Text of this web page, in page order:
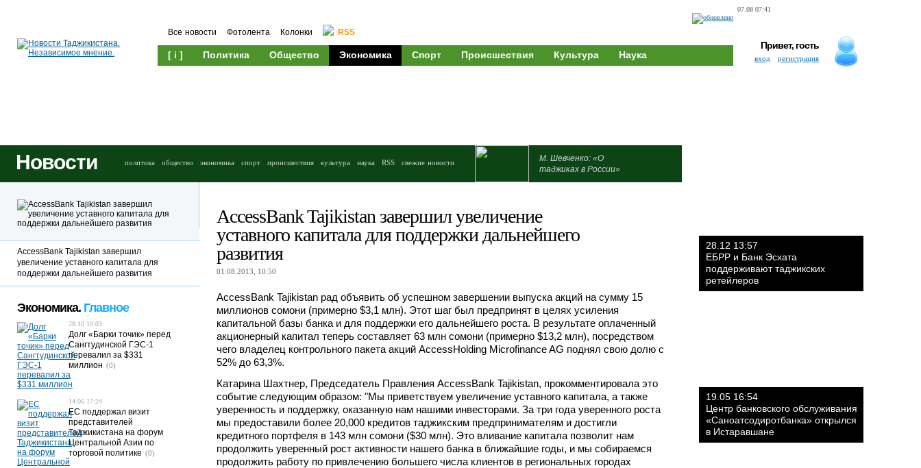
07.08 07:41
Все новости Фотолента Колонки RSS
[ i ] Политика Общество Экономика Спорт Происшествия Культура Наука
Привет, гость
вход регистрация
Новости политика общество экономика спорт происшествия культура наука RSS свежие новости
М. Шевченко: «О
таджиках в России»
AccessBank Tajikistan завершил увеличение
уставного капитала для поддержки дальнейшего
развития
01.08.2013, 10:50
AccessBank Tajikistan рад объявить об успешном завершении выпуска акций на сумму 15
миллионов сомони (примерно $3,1 млн). Этот шаг был предпринят в целях усиления
капитальной базы банка и для поддержки его дальнейшего роста. В результате оплаченный
акционерный капитал теперь составляет 63 млн сомони (примерно $13,2 млн), посредством
чего владелец контрольного пакета акций AccessHolding Microfinance AG поднял свою долю с
52% до 63,3%.
Катарина Шахтнер, Председатель Правления AccessBank Tajikistan, прокомментировала это
событие следующим образом: "Мы приветствуем увеличение уставного капитала, а также
уверенность и поддержку, оказанную нам нашими инвесторами. За три года уверенного роста
мы предоставили более 20,000 кредитов таджикским предпринимателям и достигли
кредитного портфеля в 143 млн сомони ($30 млн). Это вливание капитала позволит нам
продолжить уверенный рост активности нашего банка в ближайшие годы, и мы собираемся
продолжить работу по привлечению большего числа клиентов в региональных городах
AccessBank Tajikistan завершил
увеличение уставного капитала для
поддержки дальнейшего развития
Экономика. Главное
28.10 10:03
Долг «Барки точик» перед
Сангтудинской ГЭС-1
перевалил за $331
миллион (0)
14.06 17:24
ЕС поддержал визит
представителей
Таджикистана на форум
Центральной Азии по
торговой политике (0)
28.12 13:57
ЕБРР и Банк Эсхата
поддерживают таджикских
ретейлеров
19.05 16:54
Центр банковского обслуживания
«Саноатсодиротбанка» открылся
в Истаравшане